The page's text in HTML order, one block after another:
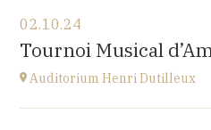
Esplanade Léopold-Robert 1
at20H15
02.10.24
Tournoi Musical
Auditorium Henri Dutilleux